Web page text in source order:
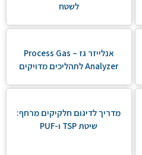
לשטח
אנלייזר גז – Process Gas
Analyzer לתהליכים מדויקים
מדריך לדיגום חלקיקים מרחף:
שיטת TSP ו-PUF